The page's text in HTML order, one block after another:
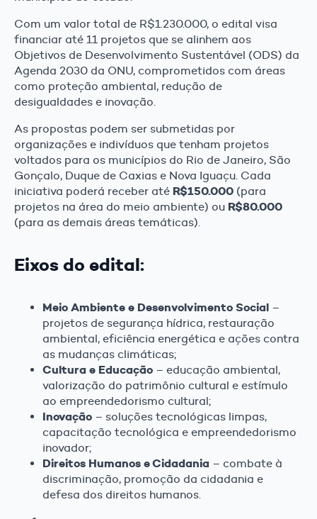
Com um valor total de R$1.230.000, o edital visa
financiar até 11 projetos que se alinhem aos
Objetivos de Desenvolvimento Sustentável (ODS) da
Agenda 2030 da ONU, comprometidos com áreas
como proteção ambiental, redução de
desigualdades e inovação.
As propostas podem ser submetidas por
organizações e indivíduos que tenham projetos
voltados para os municípios do Rio de Janeiro, São
Gonçalo, Duque de Caxias e Nova Iguaçu. Cada
iniciativa poderá receber até R$150.000 (para
projetos na área do meio ambiente) ou R$80.000
(para as demais áreas temáticas).
Eixos do edital:
Meio Ambiente e Desenvolvimento Social –
projetos de segurança hídrica, restauração
ambiental, eficiência energética e ações contra
as mudanças climáticas;
Cultura e Educação – educação ambiental,
valorização do patrimônio cultural e estímulo
ao empreendedorismo cultural;
Inovação – soluções tecnológicas limpas,
capacitação tecnológica e empreendedorismo
inovador;
Direitos Humanos e Cidadania – combate à
discriminação, promoção da cidadania e
defesa dos direitos humanos.